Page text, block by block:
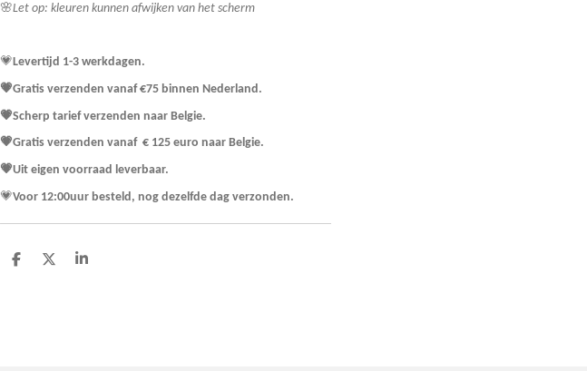
🌸Let op: kleuren kunnen afwijken van het scherm
💗Levertijd 1-3 werkdagen.
💗Gratis verzenden vanaf €75 binnen Nederland.
💗Scherp tarief verzenden naar Belgie.
💗Gratis verzenden vanaf € 125 euro naar Belgie.
💗Uit eigen voorraad leverbaar.
💗Voor 12:00uur besteld, nog dezelfde dag verzonden.
D
D
S